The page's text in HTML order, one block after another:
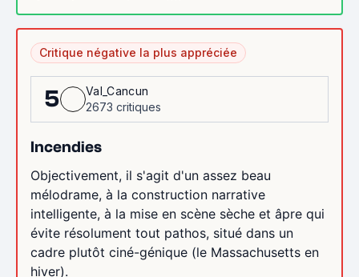
Critique négative la plus appréciée
5
Val_Cancun
2673 critiques
Incendies
Objectivement, il s'agit d'un assez beau
mélodrame, à la construction narrative
intelligente, à la mise en scène sèche et âpre qui
évite résolument tout pathos, situé dans un
cadre plutôt ciné-génique (le Massachusetts en
hiver).